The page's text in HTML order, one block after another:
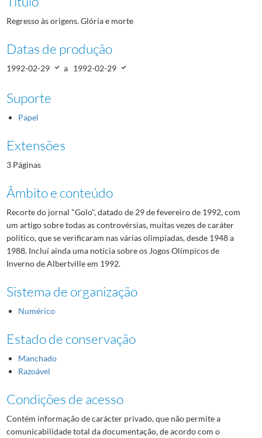
Regresso às origens. Glória e morte
Datas de produção
1992-02-29 a 1992-02-29
Suporte
Papel
Extensões
3 Páginas
Âmbito e conteúdo
Recorte do jornal "Golo", datado de 29 de fevereiro de 1992, com
um artigo sobre todas as controvérsias, muitas vezes de caráter
político, que se verificaram nas várias olimpíadas, desde 1948 a
1988. Incluí ainda uma notícia sobre os Jogos Olímpicos de
Inverno de Albertville em 1992.
Sistema de organização
Numérico
Estado de conservação
Manchado
Razoável
Condições de acesso
Contém informação de carácter privado, que não permite a
comunicabilidade total da documentação, de acordo com o